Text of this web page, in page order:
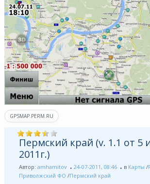
GPSMAP.PERM.RU
Пермский край (v. 1.1 от 5
2011г.)
Автор: amhamitov 24-07-2011, 08:46 в Карты /
Приволжский ФО /Пермский край